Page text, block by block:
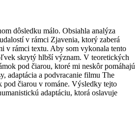
dôsledku málo. Obsiahla analýza
v rámci Zjavenia, ktorý zaberá
v rámci textu. Aby som vykonala tento
skrytý hlbší význam. V teoretických
pod čiarou, ktoré mi neskôr pomáhajú
adaptácia a podvracanie filmu The
pod čiarou v románe. Výsledky tejto
adaptáciu, ktorá oslavuje